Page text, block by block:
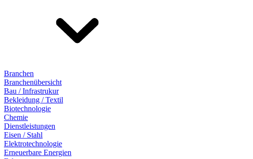
Branchen
Branchenübersicht
Bau / Infrastrukur
Bekleidung / Textil
Biotechnologie
Chemie
Dienstleistungen
Eisen / Stahl
Elektrotechnologie
Erneuerbare Energien